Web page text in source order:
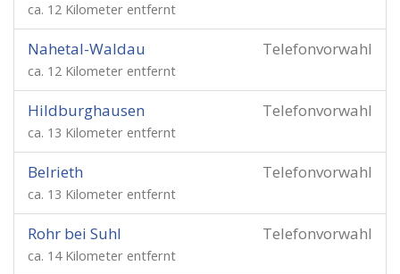
ca. 12 Kilometer entfernt
Telefonvorwahl
Nahetal-Waldau
ca. 12 Kilometer entfernt
Telefonvorwahl
Hildburghausen
ca. 13 Kilometer entfernt
Telefonvorwahl
Belrieth
ca. 13 Kilometer entfernt
Telefonvorwahl
Rohr bei Suhl
ca. 14 Kilometer entfernt